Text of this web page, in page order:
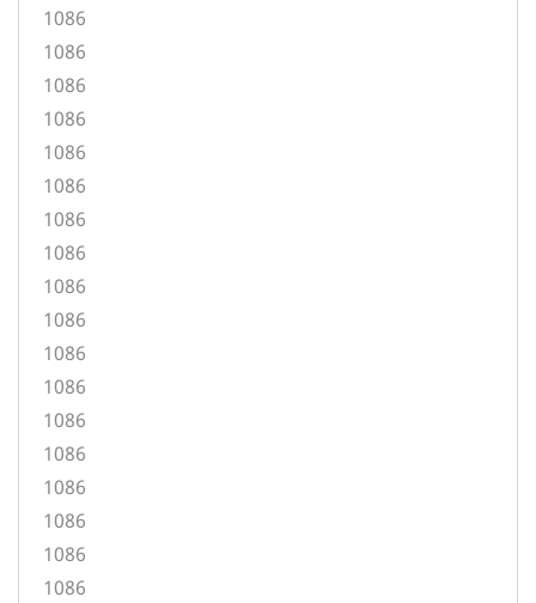
1086
1086
1086
1086
1086
1086
1086
1086
1086
1086
1086
1086
1086
1086
1086
1086
1086
1086